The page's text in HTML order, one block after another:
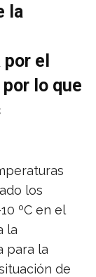
la
el
lo que
los
ºC en el
la
para la
de